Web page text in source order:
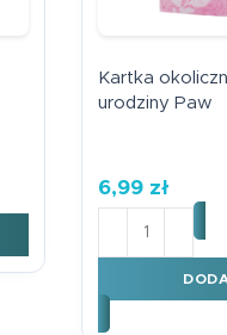
Kartka
urodziny Paw
6,99 zł
ilość Kartka